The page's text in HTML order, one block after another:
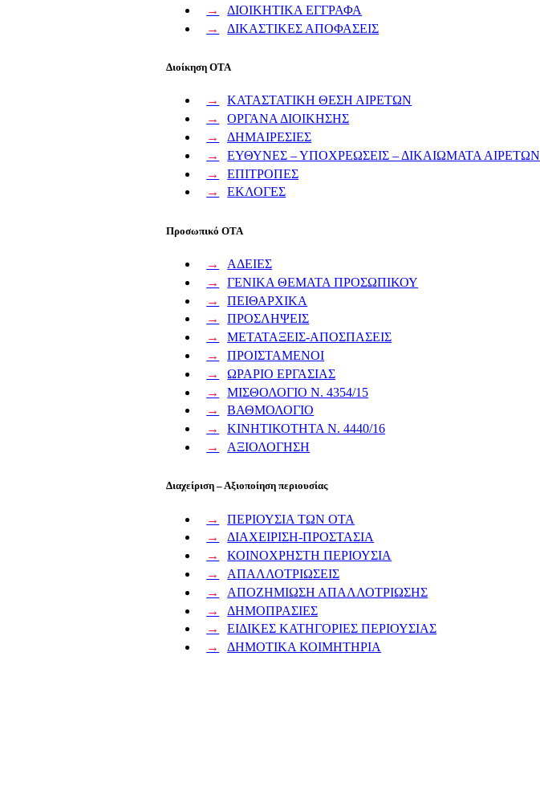
ΔΙΟΙΚΗΤΙΚΑ ΕΓΓΡΑΦΑ
ΔΙΚΑΣΤΙΚΕΣ ΑΠΟΦΑΣΕΙΣ
Διοίκηση ΟΤΑ
ΚΑΤΑΣΤΑΤΙΚΗ ΘΕΣΗ ΑΙΡΕΤΩΝ
ΟΡΓΑΝΑ ΔΙΟΙΚΗΣΗΣ
ΔΗΜΑΙΡΕΣΙΕΣ
ΕΥΘΥΝΕΣ – ΥΠΟΧΡΕΩΣΕΙΣ – ΔΙΚΑΙΩΜΑΤΑ ΑΙΡΕΤΩΝ
ΕΠΙΤΡΟΠΕΣ
ΕΚΛΟΓΕΣ
Προσωπικό ΟΤΑ
ΑΔΕΙΕΣ
ΓΕΝΙΚΑ ΘΕΜΑΤΑ ΠΡΟΣΩΠΙΚΟΥ
ΠΕΙΘΑΡΧΙΚΑ
ΠΡΟΣΛΗΨΕΙΣ
ΜΕΤΑΤΑΞΕΙΣ-ΑΠΟΣΠΑΣΕΙΣ
ΠΡΟΙΣΤΑΜΕΝΟΙ
ΩΡΑΡΙΟ ΕΡΓΑΣΙΑΣ
ΜΙΣΘΟΛΟΓΙΟ Ν. 4354/15
ΒΑΘΜΟΛΟΓΙΟ
ΚΙΝΗΤΙΚΟΤΗΤΑ Ν. 4440/16
ΑΞΙΟΛΟΓΗΣΗ
Διαχείριση – Αξιοποίηση περιουσίας
ΠΕΡΙΟΥΣΙΑ ΤΩΝ ΟΤΑ
ΔΙΑΧΕΙΡΙΣΗ-ΠΡΟΣΤΑΣΙΑ
ΚΟΙΝΟΧΡΗΣΤΗ ΠΕΡΙΟΥΣΙΑ
ΑΠΑΛΛΟΤΡΙΩΣΕΙΣ
ΑΠΟΖΗΜΙΩΣΗ ΑΠΑΛΛΟΤΡΙΩΣΗΣ
ΔΗΜΟΠΡΑΣΙΕΣ
ΕΙΔΙΚΕΣ ΚΑΤΗΓΟΡΙΕΣ ΠΕΡΙΟΥΣΙΑΣ
ΔΗΜΟΤΙΚΑ ΚΟΙΜΗΤΗΡΙΑ